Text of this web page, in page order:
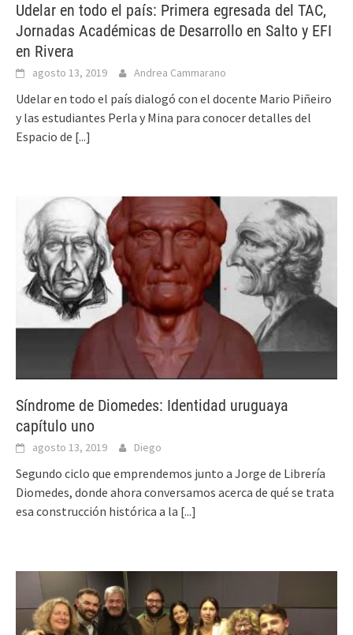
Udelar en todo el país: Primera egresada del TAC,
Jornadas Académicas de Desarrollo en Salto y EFI
en Rivera
agosto 13, 2019 Andrea Cammarano
Udelar en todo el país dialogó con el docente Mario Piñeiro
y las estudiantes Perla y Mina para conocer detalles del
Espacio de [...]
Síndrome de Diomedes: Identidad uruguaya
capítulo uno
agosto 13, 2019 Diego
Segundo ciclo que emprendemos junto a Jorge de Librería
Diomedes, donde ahora conversamos acerca de qué se trata
esa construcción histórica a la [...]